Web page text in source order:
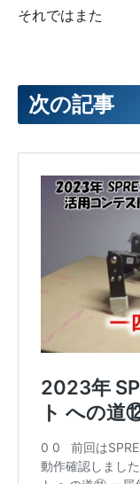
それではまた
次の記事